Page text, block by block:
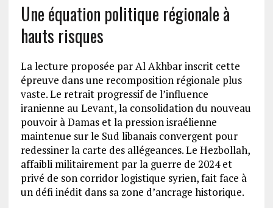
Une équation politique régionale à
hauts risques
La lecture proposée par Al Akhbar inscrit cette
épreuve dans une recomposition régionale plus
vaste. Le retrait progressif de l’influence
iranienne au Levant, la consolidation du nouveau
pouvoir à Damas et la pression israélienne
maintenue sur le Sud libanais convergent pour
redessiner la carte des allégeances. Le Hezbollah,
affaibli militairement par la guerre de 2024 et
privé de son corridor logistique syrien, fait face à
un défi inédit dans sa zone d’ancrage historique.